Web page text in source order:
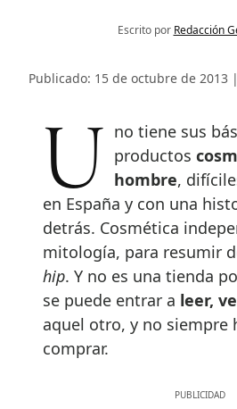
Escrito por Redacción
Publicado: 15 de octubre de 2013
Uno tiene sus básicos. Son productos
hombre,
en España y con una
detrás. Cosmética
mitología, para resumir
hip. Y no es una tienda
se puede entrar a leer,
aquel otro, y no siempre
comprar.